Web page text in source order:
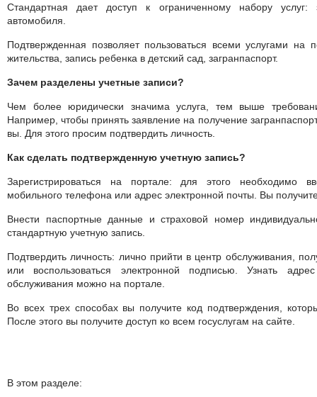
Стандартная дает доступ к ограниченному набору услуг:
автомобиля.
Подтвержденная позволяет пользоваться всеми услугами на
жительства, запись ребенка в детский сад, загранпаспорт.
Зачем разделены учетные записи?
Чем более юридически значима услуга, тем выше
Например, чтобы принять заявление на получение
вы. Для этого просим подтвердить личность.
Как сделать подтвержденную учетную запись?
Зарегистрироваться на портале: для этого необходимо
мобильного телефона или адрес электронной почты. Вы
Внести паспортные данные и страховой номер
стандартную учетную запись.
Подтвердить личность: лично прийти в центр обслуживания,
или воспользоваться электронной подписью. Узнать
обслуживания можно на портале.
Во всех трех способах вы получите код подтверждения,
После этого вы получите доступ ко всем госуслугам на сайте.
В этом разделе: